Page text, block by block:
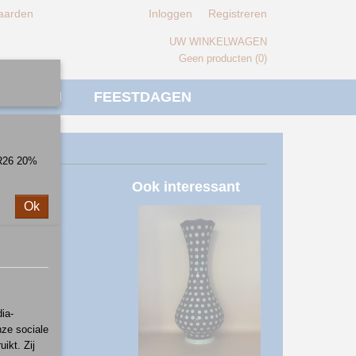
Inloggen Registreren
UW WINKELWAGEN
Geen producten (0)
FEESTDAGEN
Ook interessant
20%
Ok
sociale
Zij